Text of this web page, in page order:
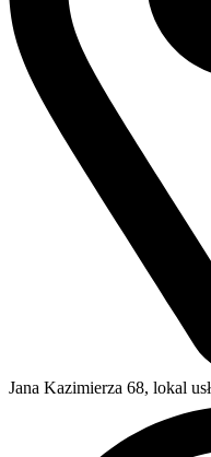
Jana Kazimierza 68, lokal